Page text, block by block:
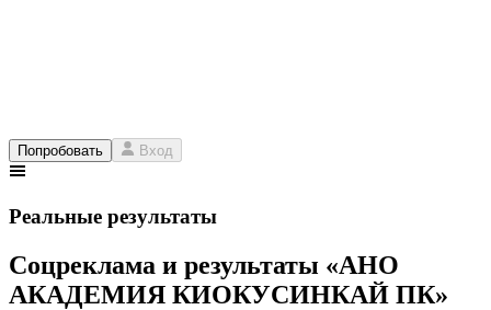
Попробовать Вход
Реальные результаты
Соцреклама и результаты «АНО
АКАДЕМИЯ КИОКУСИНКАЙ ПК»